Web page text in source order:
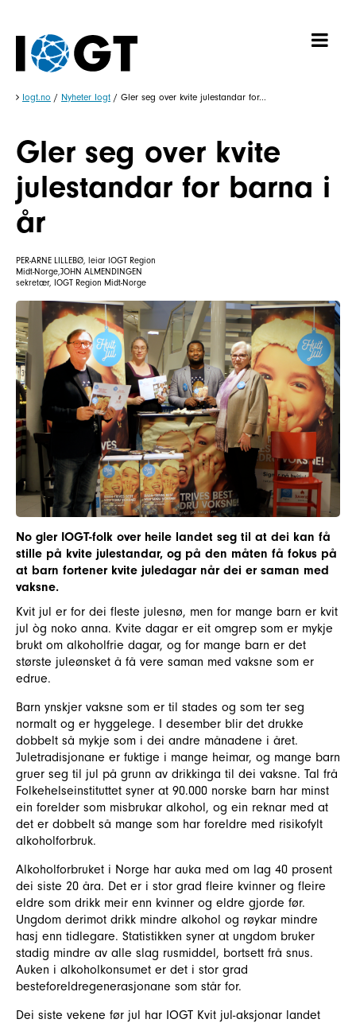
Iogt.no / Nyheter Iogt / Gler seg over kvite julestandar for...
Gler seg over kvite
julestandar for barna i
år
PER-ARNE LILLEBØ, leiar IOGT Region
Midt-Norge,JOHN ALMENDINGEN
sekretær, IOGT Region Midt-Norge
No gler IOGT-folk over heile landet seg til at dei kan få
stille på kvite julestandar, og på den måten få fokus på
at barn fortener kvite juledagar når dei er saman med
vaksne.
Kvit jul er for dei fleste julesnø, men for mange barn er kvit
jul òg noko anna. Kvite dagar er eit omgrep som er mykje
brukt om alkoholfrie dagar, og for mange barn er det
største juleønsket å få vere saman med vaksne som er
edrue.
Barn ynskjer vaksne som er til stades og som ter seg
normalt og er hyggelege. I desember blir det drukke
dobbelt så mykje som i dei andre månadene i året.
Juletradisjonane er fuktige i mange heimar, og mange barn
gruer seg til jul på grunn av drikkinga til dei vaksne. Tal frå
Folkehelseinstituttet syner at 90.000 norske barn har minst
ein forelder som misbrukar alkohol, og ein reknar med at
det er dobbelt så mange som har foreldre med risikofylt
alkoholforbruk.
Alkoholforbruket i Norge har auka med om lag 40 prosent
dei siste 20 åra. Det er i stor grad fleire kvinner og fleire
eldre som drikk meir enn kvinner og eldre gjorde før.
Ungdom derimot drikk mindre alkohol og røykar mindre
hasj enn tidlegare. Statistikken syner at ungdom bruker
stadig mindre av alle slag rusmiddel, bortsett frå snus.
Auken i alkoholkonsumet er det i stor grad
besteforeldregenerasjonane som står for.
Dei siste vekene før jul har IOGT Kvit jul-aksjonar landet